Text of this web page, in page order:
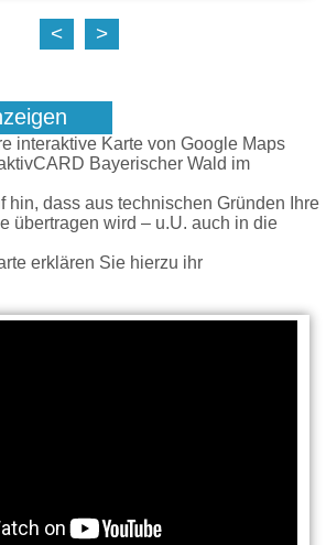
< >
interaktive Karte von Google Maps
Bayerischer Wald im
hin, dass aus technischen Gründen Ihre
übertragen wird – u.U. auch in die
erklären Sie hierzu ihr